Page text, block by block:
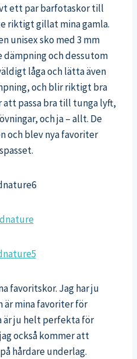
ett par barfotaskor till
riktigt gillat mina gamla.
unisex sko med 3 mm
och dessutom
låga och lätta även
och blir riktigt bra
passa bra till tunga lyft,
och ja – allt. De
och blev nya favoriter
favoritskor. Jag har ju
är mina favoriter för
är ju helt perfekta för
också kommer att
hårdare underlag.